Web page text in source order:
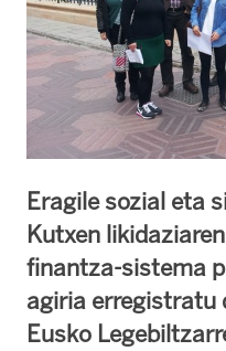
Eragile sozial eta
Kutxen
finantza-sistema
agiria erregistratu
Eusko